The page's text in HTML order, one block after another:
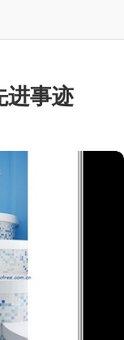
进事迹